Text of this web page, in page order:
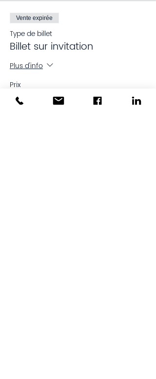
Vente expirée
Type de billet
Billet sur invitation
Plus d'info
Prix
130,00 €